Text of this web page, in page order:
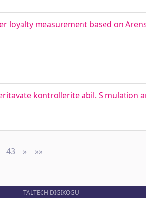
loyalty measurement based on
kontrollerite abil. Simulation
43 » Next
»»
TALTECH DIGIKOGU